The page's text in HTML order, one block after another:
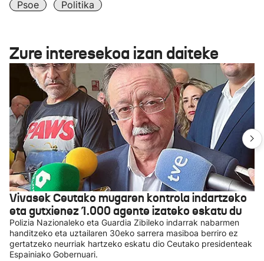
Psoe
Politika
Zure interesekoa izan daiteke
Vivasek Ceutako mugaren kontrola indartzeko
eta gutxienez 1.000 agente izateko eskatu du
Polizia Nazionaleko eta Guardia Zibileko indarrak nabarmen
handitzeko eta uztailaren 30eko sarrera masiboa berriro ez
gertatzeko neurriak hartzeko eskatu dio Ceutako presidenteak
Espainiako Gobernuari.